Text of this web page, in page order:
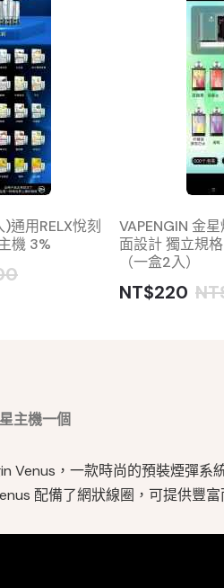
通用RELX悅刻
機 3%
VAPENGIN 金
面設計 獨立規
（一盒2入）
NT$220
主機一個
Venus，一款時尚的預裝煙彈系
配備了網狀線圈，可提供豐